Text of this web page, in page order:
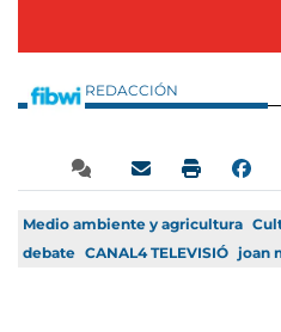
REDACCIÓN
Medio ambiente y agricultura
debate CANAL4 TELEVISIÓ joan